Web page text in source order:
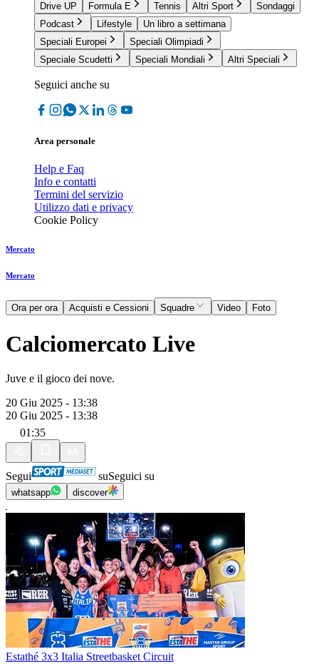
Drive UP
Formula E Tennis Altri Sport
Sondaggi
Podcast
Lifestyle
Un libro a settimana
Speciali Europei
Speciali Olimpiadi
Speciale Scudetti
Speciali Mondiali Altri Speciali
Seguici anche su
Area personale
Help e Faq
Info e contatti
Termini del servizio
Utilizzo dati e privacy
Cookie Policy
Mercato
Mercato
Ora per ora Acquisti e Cessioni Squadre Video Foto
Calciomercato Live
Juve e il gioco dei nove.
20 Giu 2025 - 13:38
20 Giu 2025 - 13:38
01:35
Segui suSeguici su
whatsapp discover
Estathé 3x3 Italia Streetbasket Circuit